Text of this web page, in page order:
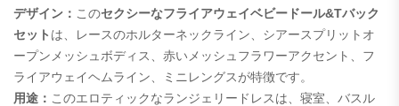
デザイン： このセクシーなフライアウェイベビードール&Tバック
セット は、レースのホルターネックライン、シアースプリットオ
ープンメッシュボディス、赤いメッシュフラワーアクセント、フ
ライアウェイヘムライン、ミニレングスが特徴です。
用途： このエロティックなランジェリードレスは、寝室、バスル